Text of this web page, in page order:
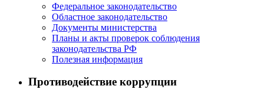
Федеральное законодательство
Областное законодательство
Документы министерства
Планы и акты проверок соблюдения
законодательства РФ
Полезная информация
Противодействие коррупции